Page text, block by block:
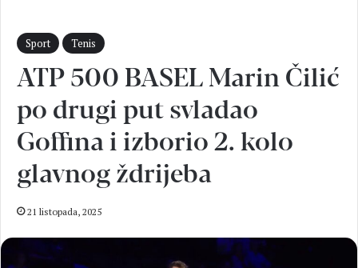
Sport Tenis
ATP 500 BASEL Marin Čilić
po drugi put svladao
Goffina i izborio 2. kolo
glavnog ždrijeba
21 listopada, 2025